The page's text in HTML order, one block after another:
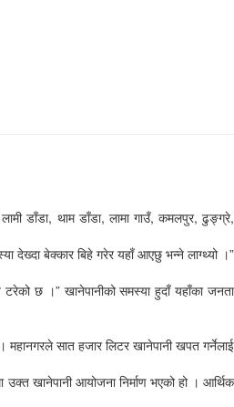
डाँडा, थाम डाँडा, लामा गाउँ, कमलपुर, ढुङ्ग्रे,
देख्दा बेक्कार बिहे गरेर यहाँ आएछु भन्ने लाग्थ्यो ।”
छ ।” खानेपानीको समस्या हुदाँ यहाँका जनता
सात हजार लिटर खानेपानी खपत गर्नेलाई
खानेपानी आयोजना निर्माण भएको हो । आर्थिक